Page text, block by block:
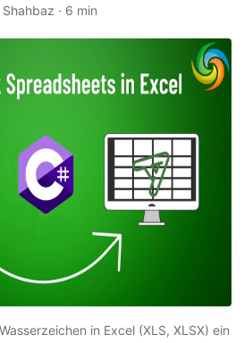
· 6 min
in Excel (XLS, XLSX) ein